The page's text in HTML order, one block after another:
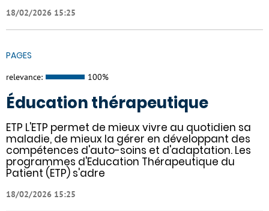
18/02/2026 15:25
PAGES
relevance: 100%
Éducation thérapeutique
ETP L'ETP permet de mieux vivre au quotidien sa
maladie, de mieux la gérer en développant des
compétences d'auto-soins et d'adaptation. Les
programmes d'Education Thérapeutique du
Patient (ETP) s'adre
18/02/2026 15:25